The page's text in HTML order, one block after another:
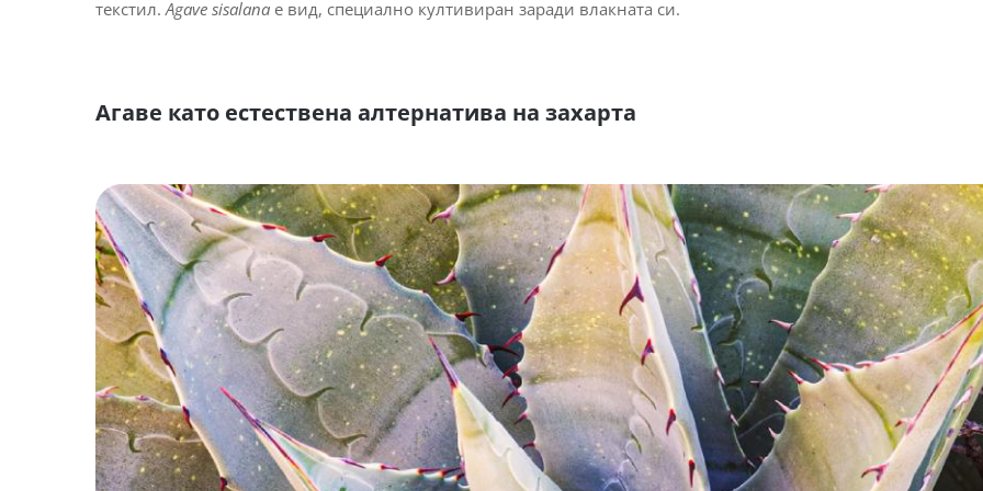
текстил.Agave sisalana е вид, специално култивиран заради влакната си.
Агаве като естествена алтернатива на захарта